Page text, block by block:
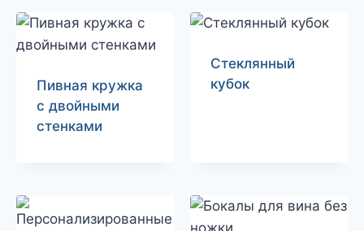
Пивная кружка
с двойными
стенками
Стеклянный
кубок